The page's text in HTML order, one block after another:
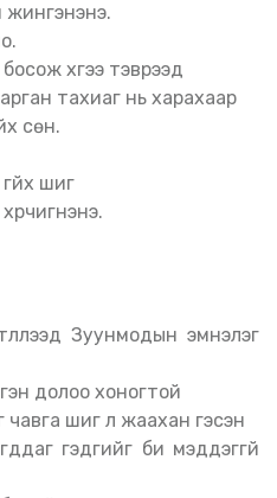
хүүгээ тэврээд
тахиаг нь харахаар
сөн.
шиг
долоо хоногтой
чавга шиг л жаахан гэсэн
гэдгийг би мэддэггүй